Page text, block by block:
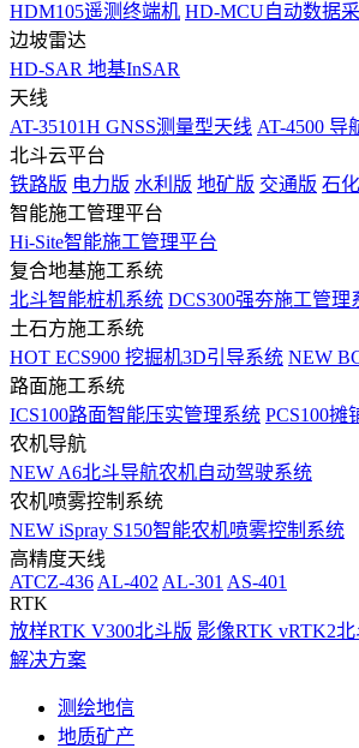
HDM105遥测终端机 HD-MCU自动数据
边坡雷达
HD-SAR 地基InSAR
天线
AT-35101H GNSS测量型天线 AT-4500 导
北斗云平台
铁路版 电力版 水利版 地矿版 交通版 石
智能施工管理平台
Hi-Site智能施工管理平台
复合地基施工系统
北斗智能桩机系统 DCS300强夯施工管理
土石方施工系统
HOT ECS900 挖掘机3D引导系统 NEW
路面施工系统
ICS100路面智能压实管理系统 PCS100摊
农机导航
NEW A6北斗导航农机自动驾驶系统
农机喷雾控制系统
NEW iSpray S150智能农机喷雾控制系统
高精度天线
ATCZ-436 AL-402 AL-301 AS-401
RTK
放样RTK V300北斗版 影像RTK vRTK2北
解决方案
测绘地信
地质矿产